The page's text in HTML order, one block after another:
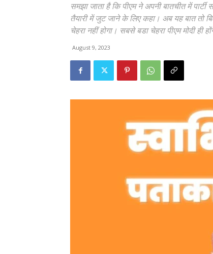
समझा जाता है कि पीएम ने अपनी बातचीत में
तैयारी में जुट जाने के लिए कहा। अब यह बात तो
चेहरा नहीं होगा। सबसे बडा चेहरा पीएम मोदी ही
August 9, 2023